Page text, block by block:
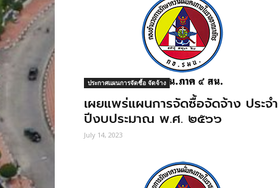
ประกาศแผนการจัดซื้อ จัดจ้าง
เผยแพร่แผนการจัดซื้อจัดจ้าง ประจำ
ปีงบประมาณ พ.ศ. ๒๕๖๖
July 14, 2023